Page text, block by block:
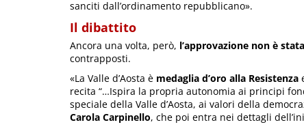
sanciti dall’ordinamento repubblicano».
Il dibattito
Ancora una volta, però, l’approvazione non è
contrapposti.
«La Valle d’Aosta è medaglia d’oro alla Resistenza
recita “…Ispira la propria autonomia ai principi
speciale della Valle d’Aosta, ai valori della
Carola Carpinello, che poi entra nei dettagli